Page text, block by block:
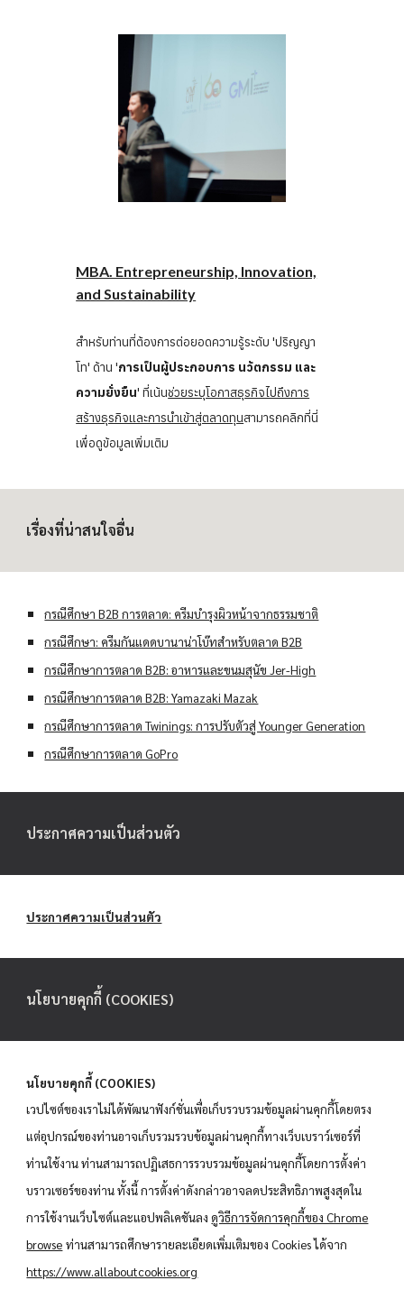
MBA. Entrepreneurship, Innovation,
and Sustainability
สำหรับท่านที่ต้องการต่อยอดความรู้ระดับ 'ปริญญา
โท' ด้าน 'การเป็นผู้ประกอบการ นวัตกรรม และ
ความยั่งยืน' ที่เน้นช่วยระบุโอกาสธุรกิจไปถึงการ
สร้างธุรกิจและการนำเข้าสู่ตลาดทุนสามารถคลิกที่นี่
เพื่อดูข้อมูลเพิ่มเติม
เรื่องที่น่าสนใจอื่น
กรณีศึกษา B2B การตลาด: ครีมบำรุงผิวหน้าจากธรรมชาติ
กรณีศึกษา: ครีมกันแดดบานาน่าโบ๊ทสำหรับตลาด B2B
กรณีศึกษาการตลาด B2B: อาหารและขนมสุนัข Jer-High
กรณีศึกษาการตลาด B2B: Yamazaki Mazak
กรณีศึกษาการตลาด Twinings: การปรับตัวสู่ Younger Generation
กรณีศึกษาการตลาด GoPro
ประกาศความเป็นส่วนตัว
ประกาศความเป็นส่วนตัว
นโยบายคุกกี้ (COOKIES)
นโยบายคุกกี้ (COOKIES)
เวปไซต์ของเราไม่ได้พัฒนาฟังก์ชั่นเพื่อเก็บรวบรวมข้อมูลผ่านคุกกี้โดยตรง
แต่อุปกรณ์ของท่านอาจเก็บรวมรวบข้อมูลผ่านคุกกี้ทางเว็บเบราว์เซอร์ที่
ท่านใช้งาน ท่านสามารถปฏิเสธการรวบรวมข้อมูลผ่านคุกกี้โดยการตั้งค่า
บราวเซอร์ของท่าน ทั้งนี้ การตั้งค่าดังกล่าวอาจลดประสิทธิภาพสูงสุดใน
การใช้งานเว็บไซต์และแอปพลิเคชันลงดูวิธีการจัดการคุกกี้ของ Chrome
browse ท่านสามารถศึกษารายละเอียดเพิ่มเติมของ Cookies ได้จาก
https://www.allaboutcookies.org